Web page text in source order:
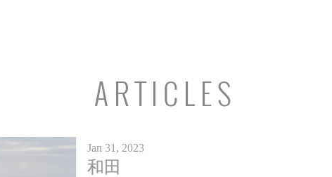
ARTICLES
Jan 31, 2023
和田